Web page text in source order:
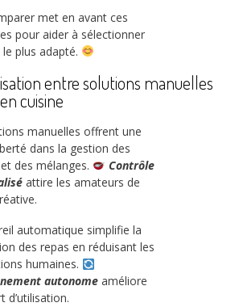
met en avant ces
pour aider à sélectionner
le plus adapté.
entre solutions manuelles
cuisine
manuelles offrent une
dans la gestion des
des mélanges.
Contrôle
attire les amateurs de
automatique simplifie la
des repas en réduisant les
humaines.
autonome améliore
d’utilisation.